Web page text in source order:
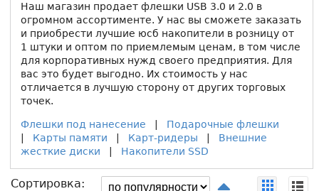
Наш магазин продает флешки USB 3.0 и 2.0 в
огромном ассортименте. У нас вы сможете заказать
и приобрести лучшие юсб накопители в розницу от
1 штуки и оптом по приемлемым ценам, в том числе
для корпоративных нужд своего предприятия. Для
вас это будет выгодно. Их стоимость у нас
отличается в лучшую сторону от других торговых
точек.
Флешки под нанесение
Подарочные флешки
Карты памяти Карт-ридеры
Внешние
жесткие диски
Накопители SSD
Сортировка: